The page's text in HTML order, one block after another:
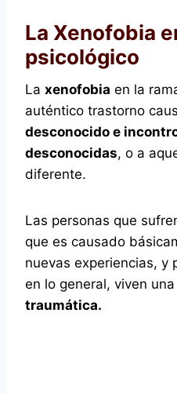
La Xenofobia
psicológico
La xenofobia en la
auténtico trastorno
desconocido e
desconocidas, o a
diferente.
Las personas que
que es causado
nuevas experiencias, y
en lo general, viven
traumática.